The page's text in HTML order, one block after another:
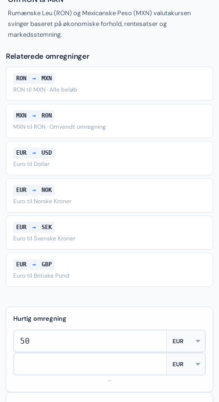
Rumænske Leu (RON) og Mexicanske Peso (MXN) valutakursen
svinger baseret på økonomiske forhold, rentesatser og
markedsstemning.
Relaterede omregninger
RON → MXN
RON til MXN · Alle beløb
MXN → RON
MXN til RON · Omvendt omregning
EUR → USD
Euro til Dollar
EUR → NOK
Euro til Norske Kroner
EUR → SEK
Euro til Svenske Kroner
EUR → GBP
Euro til Britiske Pund
Hurtig omregning
—